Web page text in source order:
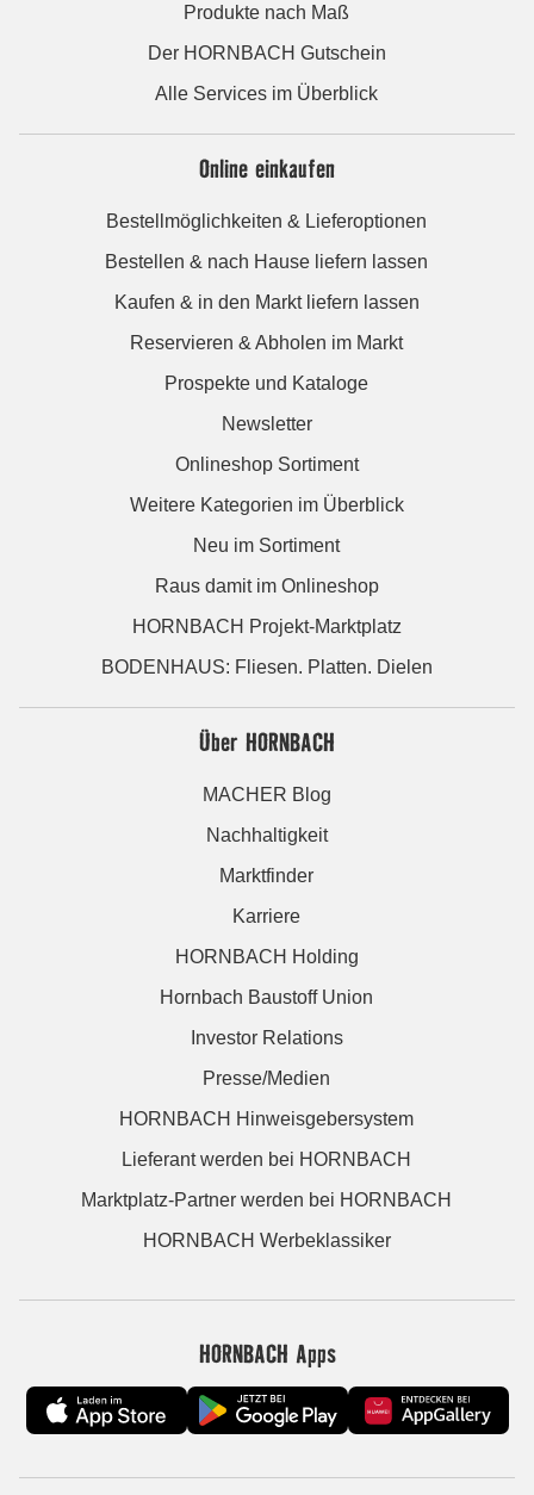
Produkte nach Maß
Der HORNBACH Gutschein
Alle Services im Überblick
Online einkaufen
Bestellmöglichkeiten & Lieferoptionen
Bestellen & nach Hause liefern lassen
Kaufen & in den Markt liefern lassen
Reservieren & Abholen im Markt
Prospekte und Kataloge
Newsletter
Onlineshop Sortiment
Weitere Kategorien im Überblick
Neu im Sortiment
Raus damit im Onlineshop
HORNBACH Projekt-Marktplatz
BODENHAUS: Fliesen. Platten. Dielen
Über HORNBACH
MACHER Blog
Nachhaltigkeit
Marktfinder
Karriere
HORNBACH Holding
Hornbach Baustoff Union
Investor Relations
Presse/Medien
HORNBACH Hinweisgebersystem
Lieferant werden bei HORNBACH
Marktplatz-Partner werden bei HORNBACH
HORNBACH Werbeklassiker
HORNBACH Apps